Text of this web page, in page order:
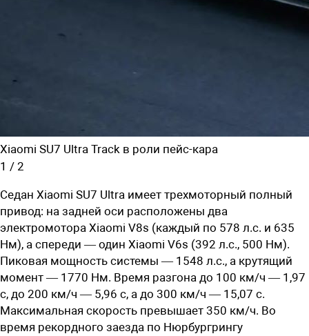
Xiaomi SU7 Ultra Track в роли пейс-кара
1 / 2
Седан Xiaomi SU7 Ultra имеет трехмоторный полный
привод: на задней оси расположены два
электромотора Xiaomi V8s (каждый по 578 л.с. и 635
Нм), а спереди — один Xiaomi V6s (392 л.с., 500 Нм).
Пиковая мощность системы — 1548 л.с., а крутящий
момент — 1770 Нм. Время разгона до 100 км/ч — 1,97
с, до 200 км/ч — 5,96 с, а до 300 км/ч — 15,07 с.
Максимальная скорость превышает 350 км/ч. Во
время рекордного заезда по Нюрбургрингу